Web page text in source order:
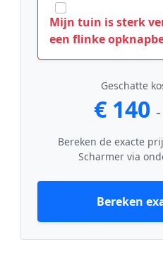
Mijn tuin is sterk
een flinke
Geschatte
€ 140 -
Bereken de exacte
Scharmer via
Bereken